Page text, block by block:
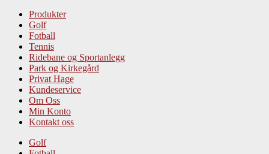
Produkter
Golf
Fotball
Tennis
Ridebane og Sportanlegg
Park og Kirkegård
Privat Hage
Kundeservice
Om Oss
Min Konto
Kontakt oss
Golf